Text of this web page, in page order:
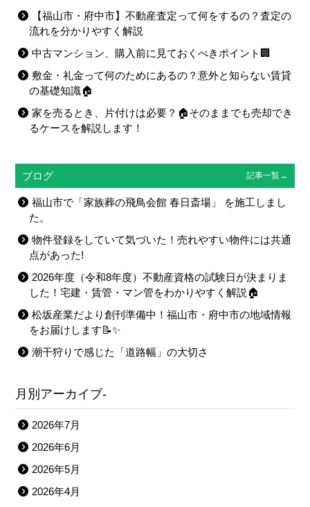
【福山市・府中市】不動産査定って何をするの？査定の
流れを分かりやすく解説
中古マンション、購入前に見ておくべきポイント🏢
敷金・礼金って何のためにあるの？意外と知らない賃貸
の基礎知識🏠
家を売るとき、片付けは必要？🏠そのままでも売却でき
るケースを解説します！
ブログ 記事一覧→
福山市で「家族葬の飛鳥会館 春日斎場」 を施工しまし
た。
物件登録をしていて気づいた！売れやすい物件には共通
点があった!
2026年度（令和8年度）不動産資格の試験日が決まりま
した！宅建・賃管・マン管をわかりやすく解説🏠
松坂産業だより創刊準備中！福山市・府中市の地域情報
をお届けします📝✨
潮干狩りで感じた「道路幅」の大切さ
月別アーカイブ-
2026年7月
2026年6月
2026年5月
2026年4月